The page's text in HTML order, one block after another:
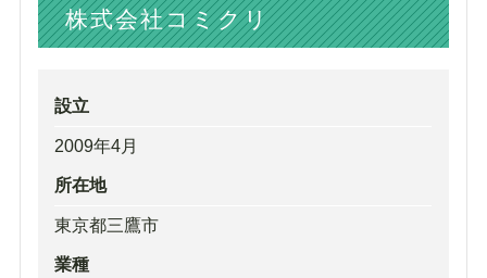
株式会社コミクリ
設立
2009年4月
所在地
東京都三鷹市
業種